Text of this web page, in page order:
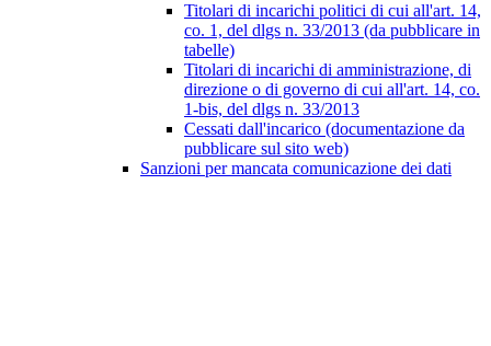
Titolari di incarichi politici di cui all'art. 14,
co. 1, del dlgs n. 33/2013 (da pubblicare in
tabelle)
Titolari di incarichi di amministrazione, di
direzione o di governo di cui all'art. 14, co.
1-bis, del dlgs n. 33/2013
Cessati dall'incarico (documentazione da
pubblicare sul sito web)
Sanzioni per mancata comunicazione dei dati